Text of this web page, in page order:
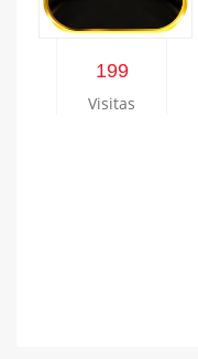
199
Visitas